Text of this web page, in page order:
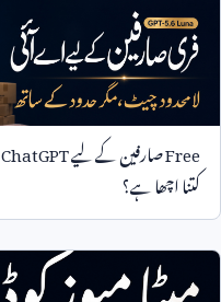
Freeصارفین کے لیےChatGPT
کتنا اچھا ہے؟